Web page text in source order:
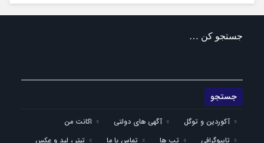
جستجو کن …
آکوردین و توگل آگهی های دولتی
اکانت من
تایپوگرافی
تب ها تماس با ما
تیتر ، لید و عکس